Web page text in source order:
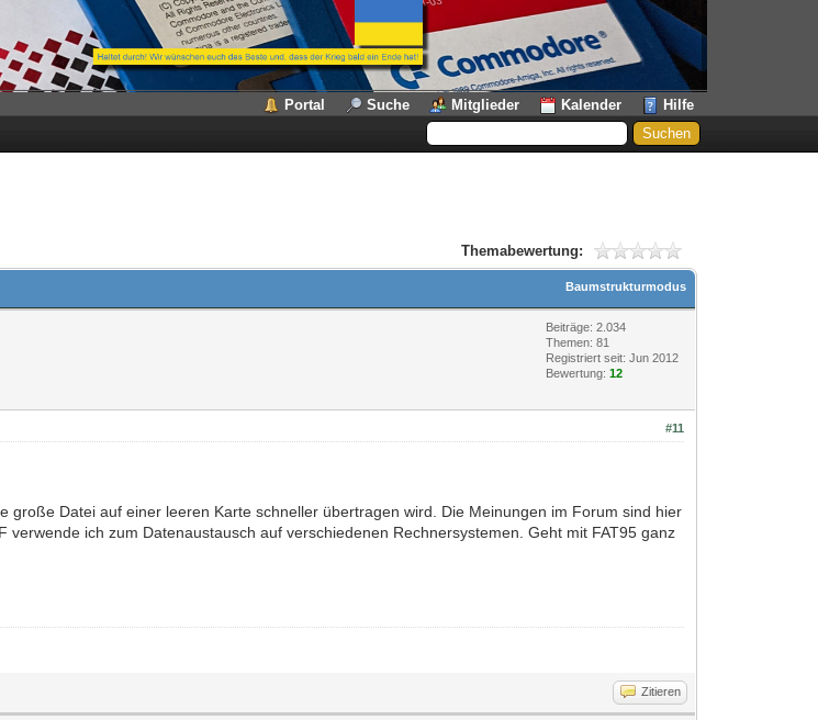
Portal Suche Mitglieder Kalender
Hilfe
Themabewertung:
Baumstrukturmodus
Beiträge: 2.034
Themen: 81
Registriert seit: Jun 2012
Bewertung:12
#11
große Datei auf einer leeren Karte schneller übertragen wird. Die Meinungen im Forum sind hier
ich zum Datenaustausch auf verschiedenen Rechnersystemen. Geht mit FAT95 ganz
Zitieren